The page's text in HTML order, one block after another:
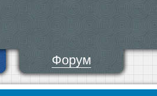
Форум